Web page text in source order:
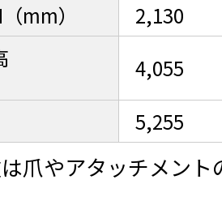
mm）
2,130
4,055
5,255
爪やアタッチメン